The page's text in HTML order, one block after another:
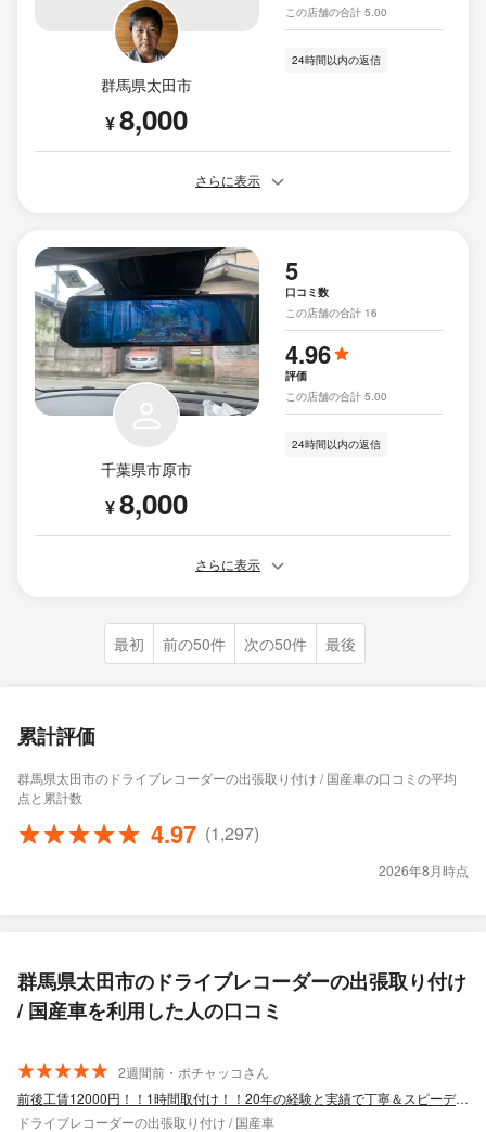
群馬県太田市
¥8,000
この店舗の合計 5.00
24時間以内の返信
さらに表示
千葉県市原市
¥8,000
5
口コミ数
この店舗の合計 16
4.96
評価
この店舗の合計 5.00
24時間以内の返信
さらに表示
最初 前の50件 次の50件 最後
累計評価
群馬県太田市のドライブレコーダーの出張取り付け / 国産車の口コミの平均
点と累計数
4.97 (1,297)
2026年8月時点
群馬県太田市のドライブレコーダーの出張取り付け
/ 国産車を利用した人の口コミ
2週間前・ポチャッコさん
前後工賃12000円！！1時間取付け！！20年の経験と実績で丁寧＆スピーディー
ドライブレコーダーの出張取り付け / 国産車